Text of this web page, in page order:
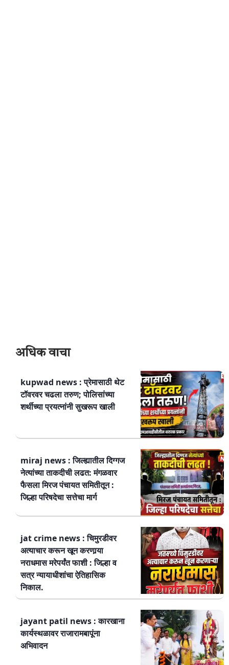
अधिक वाचा
kupwad news : प्रेमासाठी थेट
टॉवरवर चढला तरुण; पोलिसांच्या
शर्थीच्या प्रयत्नांनी सुखरूप खाली
miraj news : जिल्ह्यातील दिग्गज
नेत्यांच्या ताकदीची लढत: मंगळवार
फैसला मिरज पंचायत समितीतून :
जिल्हा परिषदेचा सत्तेचा मार्ग
jat crime news : चिमुरडीवर
अत्याचार करून खून करणार्‍या
नराधमास मरेपर्यंत फाशी : जिल्हा व
सत्र न्यायाधीशांचा ऐतिहासिक
निकाल.
jayant patil news : कारखाना
कार्यस्थळावर राजारामबापूंना
अभिवादन